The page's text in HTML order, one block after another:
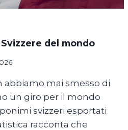
del mondo
abbiamo mai smesso di
un giro per il mondo
svizzeri esportati
racconta che